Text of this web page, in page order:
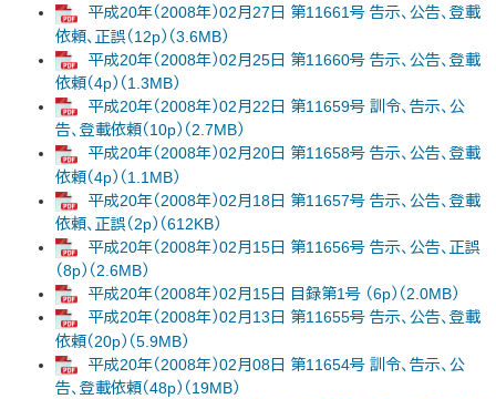
平成20年（2008年）02月27日 第11661号 告示、公告、登載
依頼、正誤（12p）（3.6MB）
平成20年（2008年）02月25日 第11660号 告示、公告、登載
依頼（4p）（1.3MB）
平成20年（2008年）02月22日 第11659号 訓令、告示、公
告、登載依頼（10p）（2.7MB）
平成20年（2008年）02月20日 第11658号 告示、公告、登載
依頼（4p）（1.1MB）
平成20年（2008年）02月18日 第11657号 告示、公告、登載
依頼、正誤（2p）（612KB）
平成20年（2008年）02月15日 第11656号 告示、公告、正誤
（8p）（2.6MB）
平成20年（2008年）02月15日 目録第1号 （6p）（2.0MB）
平成20年（2008年）02月13日 第11655号 告示、公告、登載
依頼（20p）（5.9MB）
平成20年（2008年）02月08日 第11654号 訓令、告示、公
告、登載依頼（48p）（19MB）